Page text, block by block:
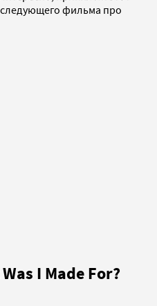
фильма про
I Made For?